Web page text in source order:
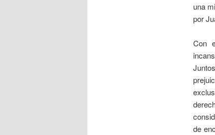
una
por
Con
de